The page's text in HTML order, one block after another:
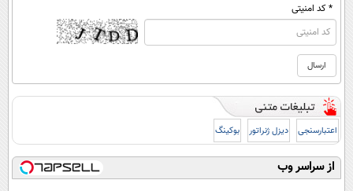
* کد امنیتی
اعتبارسنجی دیزل ژنراتور بوکینگ
از سراسر وب